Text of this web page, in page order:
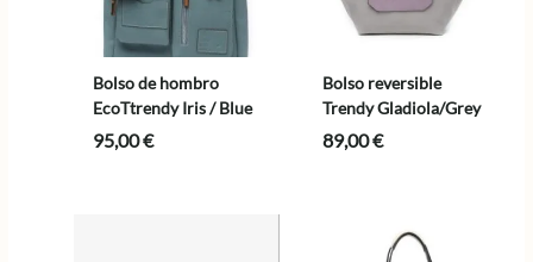
Bolso de hombro
EcoTtrendy Iris / Blue
95,00€
Bolso reversible
Trendy Gladiola/Grey
89,00€